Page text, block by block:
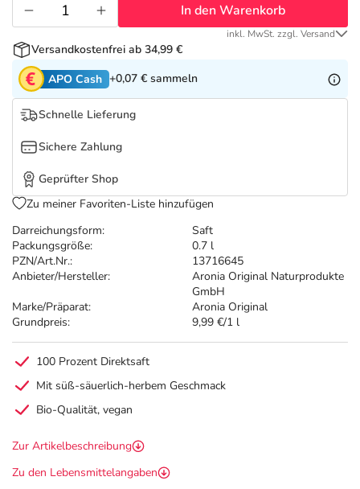
Tierapotheke
Vitamine & Mineralstoffe
Marken
Salus Deals
Darreichungsform:
Saft
Packungsgröße:
0.7 l
PZN/Art.Nr.:
13716645
Anbieter/Hersteller:
Aronia Original Naturprodukte
GmbH
Marke/Präparat:
Aronia Original
Grundpreis:
9,99 €/1 l
In den Warenkorb
inkl. MwSt. zzgl. Versand
Versandkostenfrei ab 34,99 €
APO Cash +0,07 € sammeln
Schnelle Lieferung
Sichere Zahlung
Geprüfter Shop
Zu meiner Favoriten-Liste hinzufügen
100 Prozent Direktsaft
Mit süß-säuerlich-herbem Geschmack
Bio-Qualität, vegan
Zur Artikelbeschreibung
Zu den Lebensmittelangaben